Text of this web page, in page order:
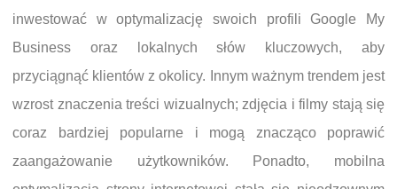
inwestować w optymalizację swoich profili Google My
Business oraz lokalnych słów kluczowych, aby
przyciągnąć klientów z okolicy. Innym ważnym trendem jest
wzrost znaczenia treści wizualnych; zdjęcia i filmy stają się
coraz bardziej popularne i mogą znacząco poprawić
zaangażowanie użytkowników. Ponadto, mobilna